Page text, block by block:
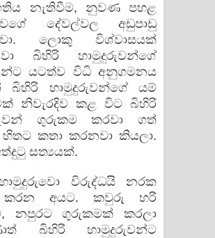
නැතිවීම, නුවණ පහළ
දේවල්වල අඩුපාඩු
ලොකු විශ්වාසයක්
බිහිරි හාමුදුරුවන්ගේ
යටත්ව විධි අනුගමනය
බිහිරි හාමුදුරුවන්ගේ යම්
නිවැරදිව කළ විට බිහිරි
ගුරුකම කරවා ගත්
කතා කරනවා කියලා.
සත්‍යයක්.
විරුද්ධයි නරක
අයට. කවුරු හරි
නපුරට ගුරුකමක් කරලා
බිහිරි හාමුදුරුවන්ට